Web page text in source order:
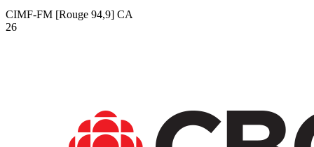
CIMF-FM [Rouge 94,9] CA
26